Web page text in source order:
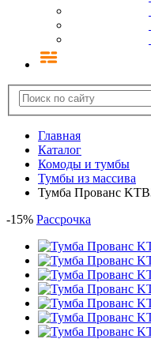
Главная
Каталог
Комоды и тумбы
Тумбы из массива
Тумба Прованс
-15% Рассрочка